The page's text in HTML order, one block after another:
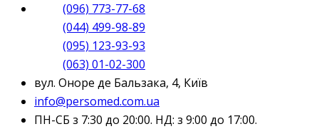
(096) 773-77-68
(044) 499-98-89
(095) 123-93-93
(063) 01-02-300
вул. Оноре де Бальзака, 4, Київ
info@persomed.com.ua
ПН-СБ з 7:30 до 20:00. НД: з 9:00 до 17:00.